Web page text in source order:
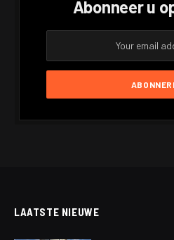
Abonneer u
LAATSTE NIEUWE